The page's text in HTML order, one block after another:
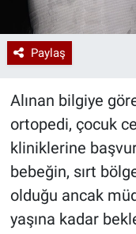
Paylaş
Alınan bilgiye
ortopedi, çocuk
kliniklerine
bebeğin, sırt
olduğu ancak
yaşına kadar